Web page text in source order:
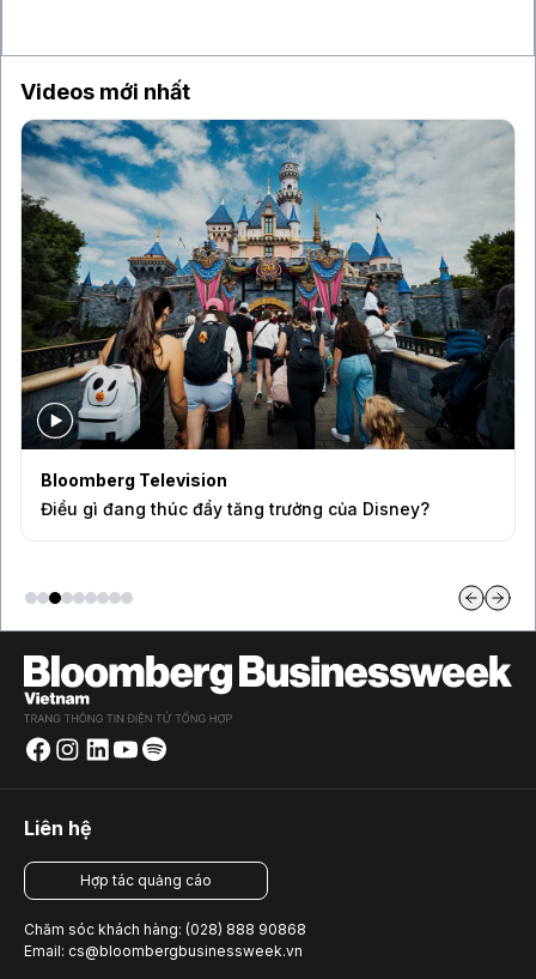
Videos mới nhất
Bloomberg Television
Điều gì đang thúc đẩy tăng trưởng của Disney?
Liên hệ
Hợp tác quảng cáo
Chăm sóc khách hàng: (028) 888 90868
Email: cs@bloombergbusinessweek.vn